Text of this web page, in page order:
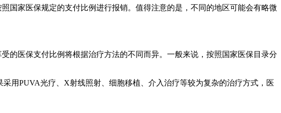
国家医保规定的支付比例进行报销。值得注意的是，不同的地区可能会有略微
的医保支付比例将根据治疗方法的不同而异。一般来说，按照国家医保目录分
用PUVA光疗、X射线照射、细胞移植、介入治疗等较为复杂的治疗方式，医